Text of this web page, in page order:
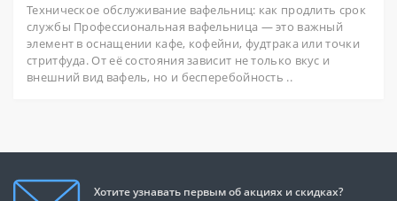
Техническое обслуживание вафельниц: как продлить срок
службы Профессиональная вафельница — это важный
элемент в оснащении кафе, кофейни, фудтрака или точки
стритфуда. От её состояния зависит не только вкус и
внешний вид вафель, но и бесперебойность ..
Хотите узнавать первым об акциях и скидках?